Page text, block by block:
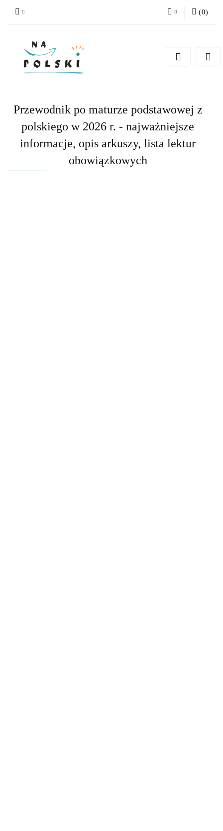
Zarejestruj się
(0)
Przewodnik po maturze podstawowej z
polskiego w 2026 r. - najważniejsze
informacje, opis arkuszy, lista lektur
obowiązkowych